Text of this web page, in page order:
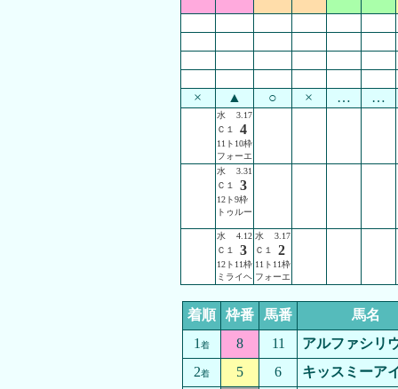
× ▲ ○ × … …
水
3.17
Ｃ１
4
11ト10枠
フォーエ
水
3.31
Ｃ１
3
12ト9枠
トゥルー
水
4.12
Ｃ１
3
12ト11枠
ミライヘ
水
3.17
Ｃ１
2
11ト11枠
フォーエ
着順 枠番 馬番
馬名
1 着 8 11
アルファシリ
2着 5 6
キッスミーア